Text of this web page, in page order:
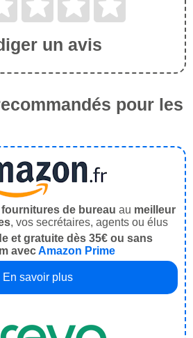
un avis
pour les
fournitures de bureau au meilleur
, vos secrétaires, agents ou élus
et gratuite dès 35€ ou sans
avecAmazon Prime
En savoir plus